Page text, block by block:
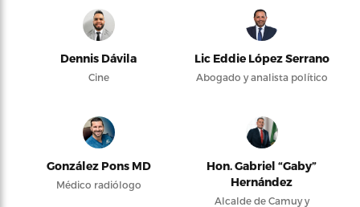
Dennis Dávila
Cine
Lic Eddie López Serrano
Abogado y analista político
González Pons MD
Médico radiólogo
Hon. Gabriel “Gaby”
Hernández
Alcalde de Camuy y